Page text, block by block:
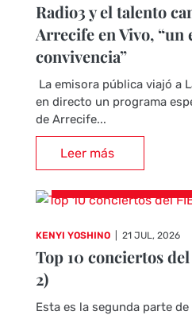
Radio3 y el talento
Arrecife en Vivo, “un
convivencia”
La emisora pública viajó a
en directo un programa
de Arrecife...
Leer más
KENYI YOSHINO 21 JUL, 2026
Top 10 conciertos
2)
Esta es la segunda parte